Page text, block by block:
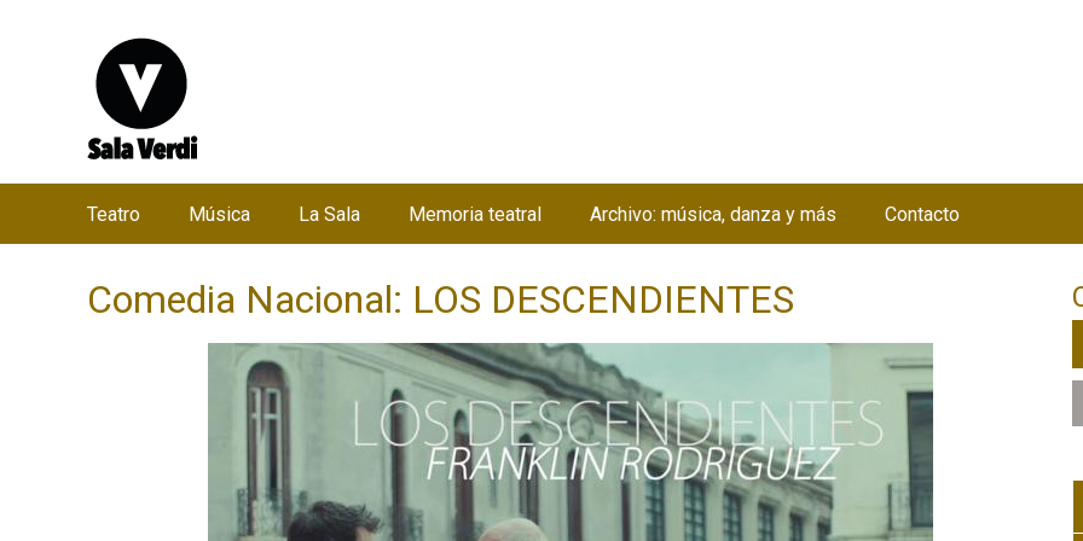
Comedia Nacional: LOS DESCENDIENTES
n
Teatro Música La Sala Memoria teatral Archivo: música, danza y más Contacto